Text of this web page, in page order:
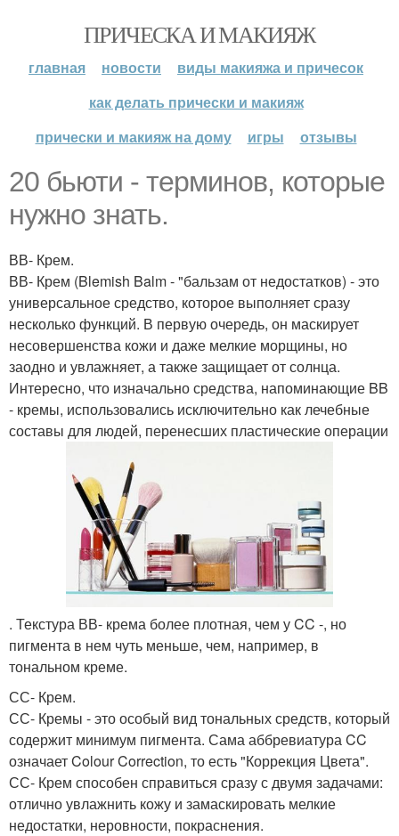
ПРИЧЕСКА И МАКИЯЖ
главная новости
виды макияжа и причесок
как делать прически и макияж
прически и макияж на дому
игры отзывы
20 бьюти - терминов, которые
нужно знать.
ВВ- Крем.
ВВ- Крем (Blemish Balm - "бальзам от недостатков) - это
универсальное средство, которое выполняет сразу
несколько функций. В первую очередь, он маскирует
несовершенства кожи и даже мелкие морщины, но
заодно и увлажняет, а также защищает от солнца.
Интересно, что изначально средства, напоминающие BB
- кремы, использовались исключительно как лечебные
составы для людей, перенесших пластические операции
. Текстура ВВ- крема более плотная, чем у CC -, но
пигмента в нем чуть меньше, чем, например, в
тональном креме.
СС- Крем.
СС- Кремы - это особый вид тональных средств, который
содержит минимум пигмента. Сама аббревиатура CC
означает Colour Correction, то есть "Коррекция Цвета".
СС- Крем способен справиться сразу с двумя задачами:
отлично увлажнить кожу и замаскировать мелкие
недостатки, неровности, покраснения.